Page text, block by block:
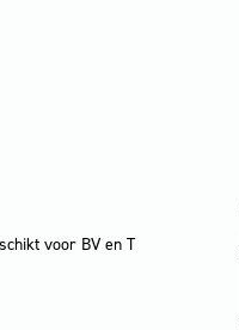
voor BV en T